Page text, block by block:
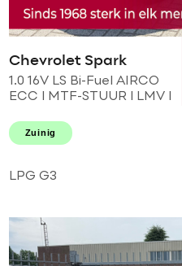
Chevrolet Spark
1.0 16V LS Bi-Fuel AIRCO
ECC l MTF-STUUR l LMV l
l TOPSTAAT! GOEDKOOP
EN ZUINIG RIJDEN!
Zuinig
LPG G3